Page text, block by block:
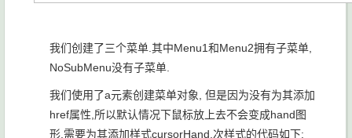
我们创建了三个菜单.其中Menu1和Menu2拥有子菜单,
NoSubMenu没有子菜单.
我们使用了a元素创建菜单对象, 但是因为没有为其添加
href属性,所以默认情况下鼠标放上去不会变成hand图
形.需要为其添加样式cursorHand,次样式的代码如下: